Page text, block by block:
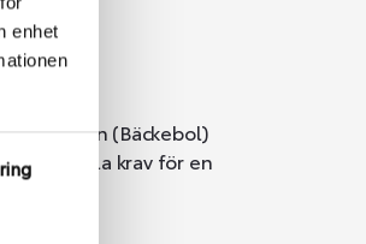
enhet
Hisingen (Bäckebol)
alla krav för en